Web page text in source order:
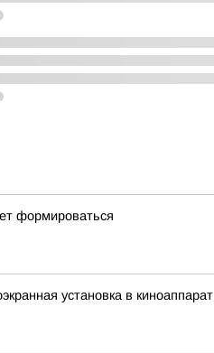
формироваться
установка в